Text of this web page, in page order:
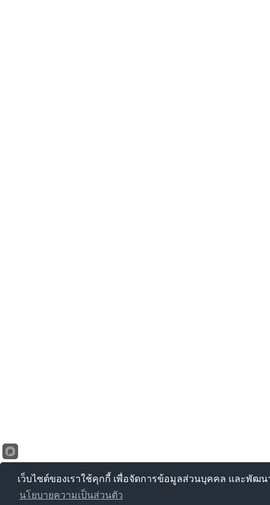
เว็บไซต์ของเราใช้คุกกี้ เพื่อจัดการข้อมูลส่วนบุคคล และพัฒ
นโยบายความเป็นส่วนตัว